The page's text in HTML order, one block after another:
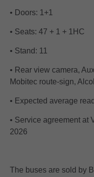
• Doors: 1+1
• Seats: 47 + 1 + 1HC
• Stand: 11
• Rear view camera,
Mobitec route-sign,
• Expected average
• Service agreement at
2026
The buses are sold by